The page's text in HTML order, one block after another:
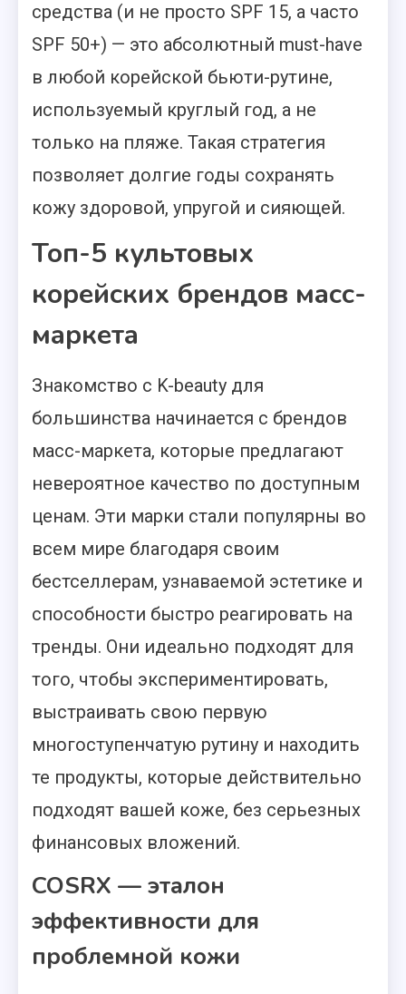
средства (и не просто SPF 15, а часто
SPF 50+) — это абсолютный must-have
в любой корейской бьюти-рутине,
используемый круглый год, а не
только на пляже. Такая стратегия
позволяет долгие годы сохранять
кожу здоровой, упругой и сияющей.
Топ-5 культовых
корейских брендов масс-
маркета
Знакомство с K-beauty для
большинства начинается с брендов
масс-маркета, которые предлагают
невероятное качество по доступным
ценам. Эти марки стали популярны во
всем мире благодаря своим
бестселлерам, узнаваемой эстетике и
способности быстро реагировать на
тренды. Они идеально подходят для
того, чтобы экспериментировать,
выстраивать свою первую
многоступенчатую рутину и находить
те продукты, которые действительно
подходят вашей коже, без серьезных
финансовых вложений.
COSRX — эталон
эффективности для
проблемной кожи